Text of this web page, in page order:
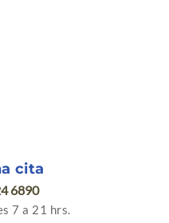
cita
6890
7 a 21 hrs.